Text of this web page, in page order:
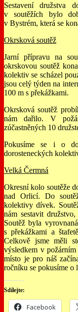
Sestavení družstva
v soutěžích bylo
v Bystrém, která se
Okrsková soutěž
Jarní přípravu na
okrskovou soutěž
kolektiv se scházel
jsou celý týden na
100 m s překážkami.
Okrsková soutěž
nám dařilo. V
zúčastněných 10
Pokusíme se i o
dorosteneckých
Velká Čermná
Okresní kolo soutěže
nad Orlicí. Do
kolektivy dívek.
nám sestavit
Soutěž byla
s překážkami a
Celkově jsme měli
výsledkem v
místo je pro náš
ročníku se pokusíme o
Sdílejte:
Facebook